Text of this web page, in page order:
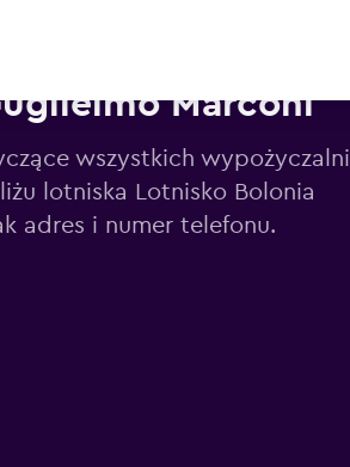
Marconi
wszystkich wypożyczalni
lotniska Lotnisko Bolonia
adres i numer telefonu.